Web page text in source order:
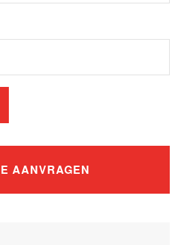
AANVRAGEN